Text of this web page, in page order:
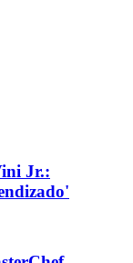
Jr.: